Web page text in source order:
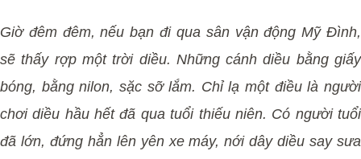
Giờ đêm đêm, nếu bạn đi qua sân vận động Mỹ Đình,
sẽ thấy rợp một trời diều. Những cánh diều bằng giấy
bóng, bằng nilon, sặc sỡ lắm. Chỉ lạ một điều là người
chơi diều hầu hết đã qua tuổi thiếu niên. Có người tuổi
đã lớn, đứng hẳn lên yên xe máy, nới dây diều say sưa